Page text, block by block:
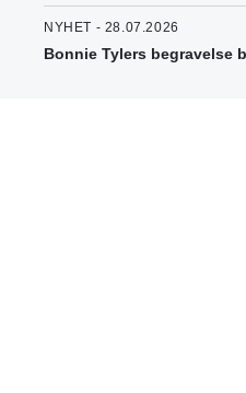
NYHET - 28.07.2026
Bonnie Tylers begravelse